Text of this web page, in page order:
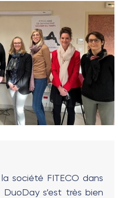
société FITECO dans
s’est très bien